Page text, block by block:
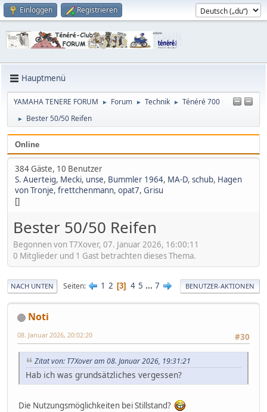
Einloggen Registrieren
Hauptmenü
YAMAHA TENERE FORUM ► Forum ► Technik ► Ténéré 700
► Bester 50/50 Reifen
Online
384 Gäste, 10 Benutzer
S. Auerteig, Mecki, unse, Bummler 1964, MA-D, schub, Hagen
von Tronje, frettchenmann, opat7, Grisu
[]
Bester 50/50 Reifen
Begonnen von T7Xover, 07. Januar 2026, 16:00:11
0 Mitglieder und 1 Gast betrachten dieses Thema.
NACH UNTEN Seiten 1 2 3 4 5 ... 7 BENUTZER-AKTIONEN
Noti
#30
08. Januar 2026, 20:02:20
Zitat von: T7Xover am 08. Januar 2026, 19:31:21
Hab ich was grundsätzliches vergessen?
Die Nutzungsmöglichkeiten bei Stillstand?